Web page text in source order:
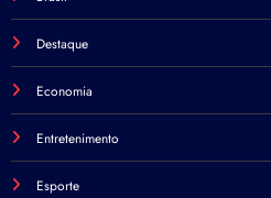
Destaque
Economia
Entretenimento
Esporte